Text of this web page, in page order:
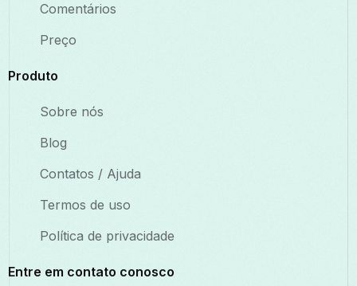
Comentários
Preço
Produto
Sobre nós
Blog
Contatos / Ajuda
Termos de uso
Política de privacidade
Entre em contato conosco